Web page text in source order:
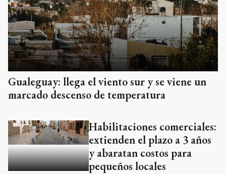
Gualeguay: llega el viento sur y se viene un
marcado descenso de temperatura
Habilitaciones comerciales:
extienden el plazo a 3 años
y abaratan costos para
pequeños locales